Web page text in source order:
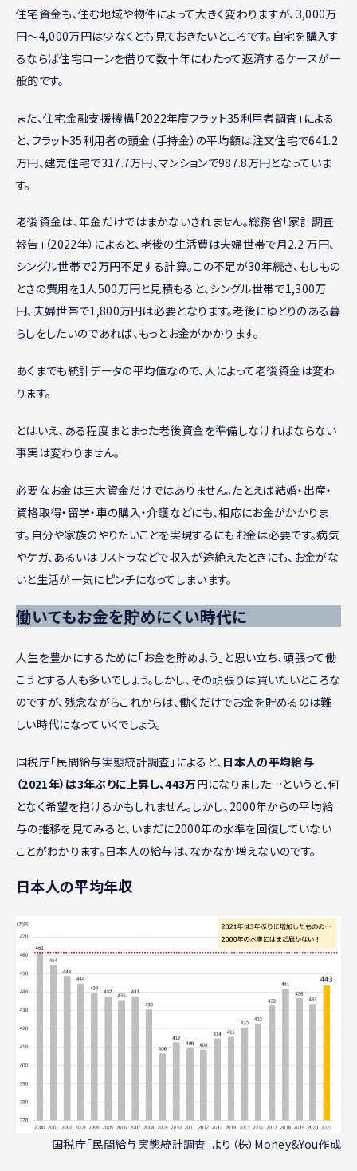
住宅資金も、住む地域や物件によって大きく変わりますが、3,000万
円〜4,000万円は少なくとも見ておきたいところです。自宅を購入す
るならば住宅ローンを借りて数十年にわたって返済するケースが一
般的です。
また、住宅金融支援機構「2022年度フラット35利用者調査」による
と、フラット35利用者の頭金（手持金）の平均額は注文住宅で641.2
万円、建売住宅で317.7万円、マンションで987.8万円となっていま
す。
老後資金は、年金だけではまかないきれません。総務省「家計調査
報告」（2022年）によると、老後の生活費は夫婦世帯で月2.2 万円、
シングル世帯で2万円不足する計算。この不足が30年続き、もしもの
ときの費用を1人500万円と見積もると、シングル世帯で1,300万
円、夫婦世帯で1,800万円は必要となります。老後にゆとりのある暮
らしをしたいのであれば、もっとお金がかかります。
あくまでも統計データの平均値なので、人によって老後資金は変わ
ります。
とはいえ、ある程度まとまった老後資金を準備しなければならない
事実は変わりません。
必要なお金は三大資金だけではありません。たとえば結婚・出産・
資格取得・留学・車の購入・介護などにも、相応にお金がかかりま
す。自分や家族のやりたいことを実現するにもお金は必要です。病気
やケガ、あるいはリストラなどで収入が途絶えたときにも、お金がな
いと生活が一気にピンチになってしまいます。
働いてもお金を貯めにくい時代に
人生を豊かにするために「お金を貯めよう」と思い立ち、頑張って働
こうとする人も多いでしょう。しかし、その頑張りは買いたいところな
のですが、残念ながらこれからは、働くだけでお金を貯めるのは難
しい時代になっていくでしょう。
国税庁「民間給与実態統計調査」によると、 日本人の平均給与
（2021年）は3年ぶりに上昇し、443万円になりました…というと、何
となく希望を抱けるかもしれません。しかし、2000年からの平均給
与の推移を見てみると、いまだに2000年の水準を回復していない
ことがわかります。日本人の給与は、なかなか増えないのです。
日本人の平均年収
国税庁「民間給与実態統計調査」より（株）Money&You作成